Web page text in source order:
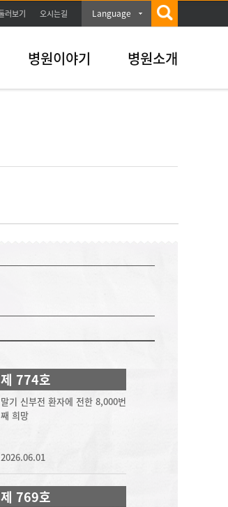
러보기 오시는길 Language
병원이야기 병원소개
제 774호
말기 신부전 환자에 전한 8,000번
째 희망
2026.06.01
제 769호